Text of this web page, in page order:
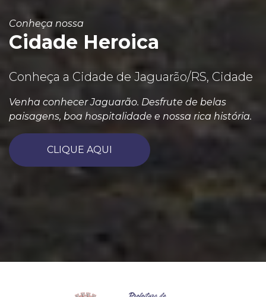
Conheça nossa
Cidade Heroica
Conheça a Cidade de Jaguarão/RS, Cidade
Venha conhecer Jaguarão. Desfrute de belas
paisagens, boa hospitalidade e nossa rica história.
CLIQUE AQUI